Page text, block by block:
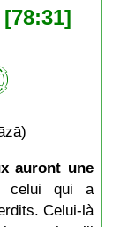
auront une
qui a
Celui-là